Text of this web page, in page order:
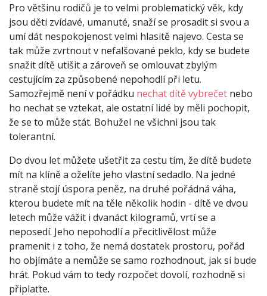
Pro většinu rodičů je to velmi problematický věk, kdy
jsou děti zvídavé, umanuté, snaží se prosadit si svou a
umí dát nespokojenost velmi hlasitě najevo. Cesta se
tak může zvrtnout v nefalšované peklo, kdy se budete
snažit dítě utišit a zároveň se omlouvat zbylým
cestujícím za způsobené nepohodlí při letu.
Samozřejmě není v pořádku nechat dítě vybrečet nebo
ho nechat se vztekat, ale ostatní lidé by měli pochopit,
že se to může stát. Bohužel ne všichni jsou tak
tolerantní.
Do dvou let můžete ušetřit za cestu tím, že dítě budete
mít na klíně a oželíte jeho vlastní sedadlo. Na jedné
straně stojí úspora peněz, na druhé pořádná váha,
kterou budete mít na těle několik hodin - dítě ve dvou
letech může vážit i dvanáct kilogramů, vrtí se a
neposedí. Jeho nepohodlí a přecitlivělost může
pramenit i z toho, že nemá dostatek prostoru, pořád
ho objímáte a nemůže se samo rozhodnout, jak si bude
hrát. Pokud vám to tedy rozpočet dovolí, rozhodně si
připlaťte.